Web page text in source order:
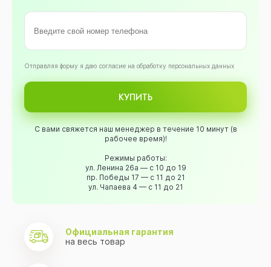
Oтправляя форму я даю согласие на обработку персональных данных
КУПИТЬ
С вами свяжется наш менеджер в течение 10 минут (в
рабочее время)!
Режимы работы:
ул. Ленина 26а — с 10 до 19
пр. Победы 17 — с 11 до 21
ул. Чапаева 4 — с 11 до 21
Официальная гарантия
на весь товар